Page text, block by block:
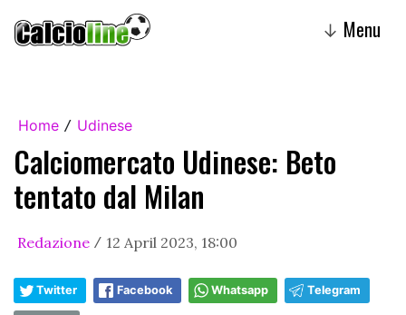
↓ Menu
Home / Udinese
Calciomercato Udinese: Beto
tentato dal Milan
Redazione / 12 April 2023, 18:00
Twitter Facebook Whatsapp Telegram